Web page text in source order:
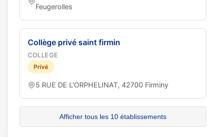
Feugerolles
Collège privé saint firmin
COLLEGE
Privé
5 RUE DE L'ORPHELINAT, 42700 Firminy
Afficher tous les 10 établissements